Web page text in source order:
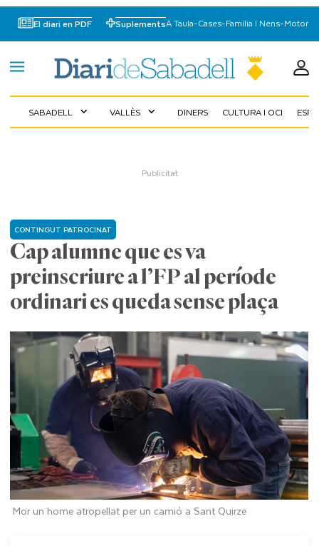
El diari en PDF SuplementsA Taula-Cases-Familia I Nens-Motor
SABADELL expand_more VALLÈS expand_more DINERS CULTURA I OCI
Cap alumne que es va
preinscriure a l’FP al període
ordinari es queda sense plaça
CONTINGUT PATROCINAT
Mor un home atropellat per un camió a Sant Quirze